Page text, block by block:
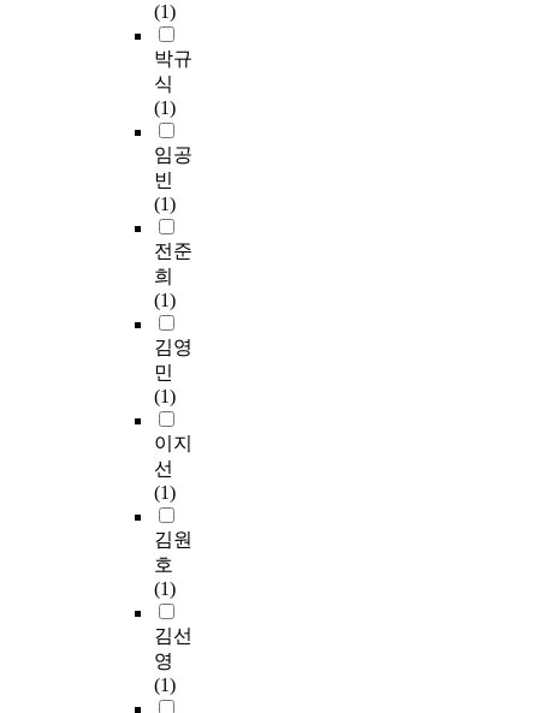
(1)
박규
식
(1)
임공
빈
(1)
전준
희
(1)
김영
민
(1)
이지
선
(1)
김원
호
(1)
김선
영
(1)